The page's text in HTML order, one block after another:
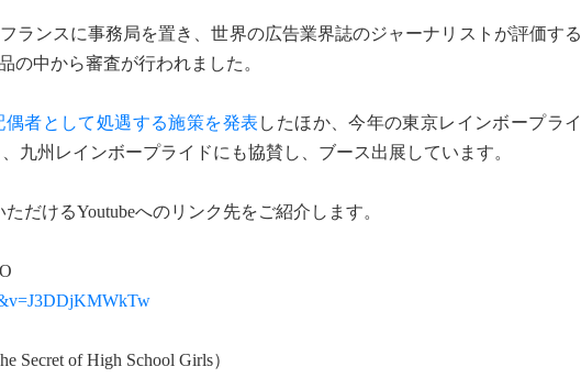
ランスに事務局を置き、世界の広告業界誌のジャーナリストが評価する
の中から審査が行われました。
者として処遇する施策を発表 したほか、今年の東京レインボープライ
九州レインボープライドにも協賛し、ブース出展しています。
だけるYoutubeへのリンク先をご紹介します。
of High School Girls）